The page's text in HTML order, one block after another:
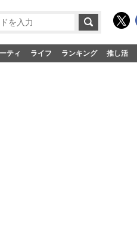
ティ ライフ ランキング 推し活